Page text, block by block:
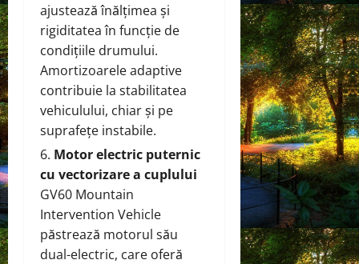
ajustează înălțimea și
rigiditatea în funcție de
condițiile drumului.
Amortizoarele adaptive
contribuie la stabilitatea
vehiculului, chiar și pe
suprafețe instabile.
Motor electric puternic
cu vectorizare a cuplului
GV60 Mountain
Intervention Vehicle
păstrează motorul său
dual-electric, care oferă